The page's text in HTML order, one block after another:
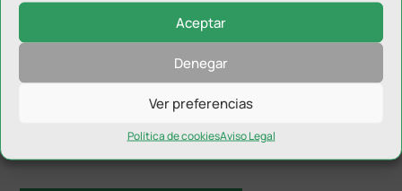
Aceptar
Denegar
Ver preferencias
Política de cookiesAviso Legal